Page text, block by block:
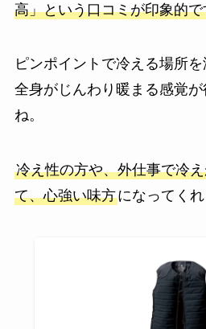
高」という口コミが印象的で
ピンポイントで冷える場所を
全身がじんわり暖まる感覚
ね。
冷え性の方や、外仕事で冷
て、心強い味方になってくれ